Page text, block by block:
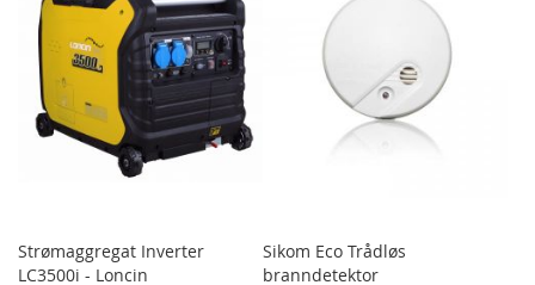
Strømaggregat Inverter
LC3500i - Loncin
Sikom Eco Trådløs
branndetektor